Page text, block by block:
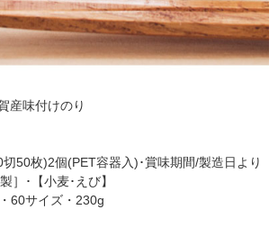
産味付けのり
50枚)2個(PET容器入)･賞味期間/製造日より
］･【小麦･えび】
60サイズ・230g